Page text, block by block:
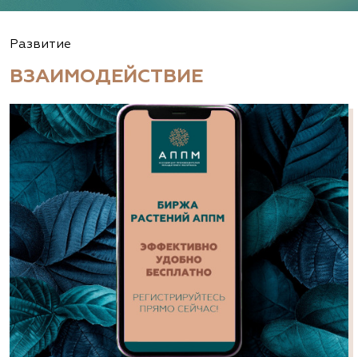
Развитие
ВЗАИМОДЕЙСТВИЕ